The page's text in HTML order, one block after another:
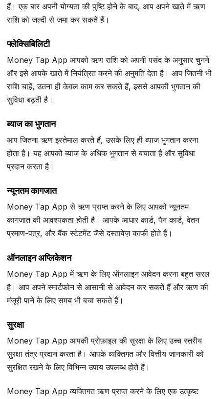
हैं। एक बार अपनी योग्यता की पुष्टि होने के बाद, आप अपने खाते में ऋण
राशि को जल्दी से जमा कर सकते हैं।
फ्लेक्सिबिलिटी
Money Tap App आपको ऋण राशि को अपनी पसंद के अनुसार चुनने
और इसे आपके खाते में नियंत्रित करने की अनुमति देता है। आप जितनी भी
राशि चाहें, उतना ही केवल काम कर सकते हैं, इससे आपकी भुगतान की
सुविधा बढ़ती है।
ब्याज का भुगतान
आप जितना ऋण इस्तेमाल करते हैं, उसके लिए ही ब्याज भुगतान करना
होता है। यह आपको ब्याज के अधिक भुगतान से बचाता है और सुविधा
प्रदान करता है।
न्यूनतम कागजात
Money Tap App से ऋण प्राप्त करने के लिए आपको न्यूनतम
कागजात की आवश्यकता होती है। आपके आधार कार्ड, पैन कार्ड, वेतन
प्रमाण-पत्र, और बैंक स्टेटमेंट जैसे दस्तावेज़ काफी होते हैं।
ऑनलाइन अप्लिकेशन
Money Tap App में ऋण के लिए ऑनलाइन आवेदन करना बहुत सरल
है। आप अपने स्मार्टफोन से आसानी से आवेदन कर सकते हैं और ऋण की
मंजूरी पाने के लिए समय भी बचा सकते हैं।
सुरक्षा
Money Tap App आपकी प्रोफ़ाइल की सुरक्षा के लिए उच्च स्तरीय
सुरक्षा तंत्र प्रदान करता है। आपके व्यक्तिगत और वित्तीय जानकारी को
सुरक्षित रखने के लिए विभिन्न उपाय उपलब्ध होते हैं।
Money Tap App व्यक्तिगत ऋण प्राप्त करने के लिए एक उत्कृष्ट